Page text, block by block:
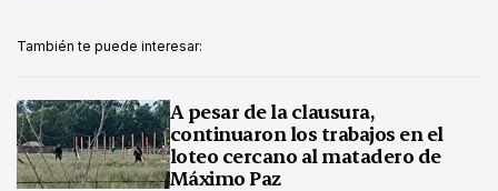
También te puede interesar:
A pesar de la clausura,
continuaron los trabajos en el
loteo cercano al matadero de
Máximo Paz